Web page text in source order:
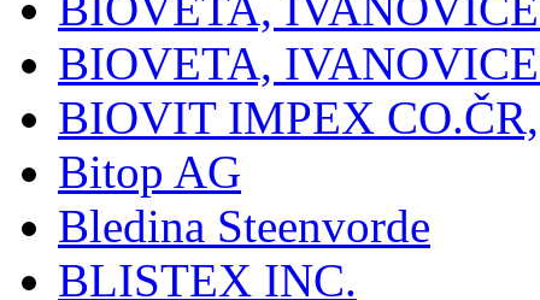
BIOVETA,
BIOVIT IMPEX
Bitop AG
Bledina Steenvorde
BLISTEX INC.